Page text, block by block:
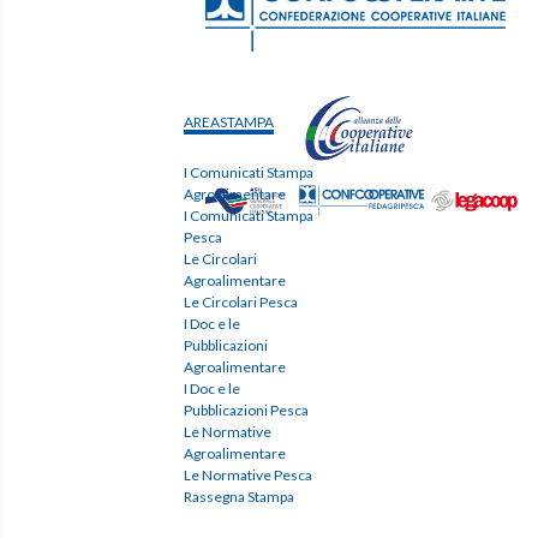
AREASTAMPA
I Comunicati Stampa
Agroalimentare
I Comunicati Stampa
Pesca
Le Circolari
Agroalimentare
Le Circolari Pesca
I Doc e le
Pubblicazioni
Agroalimentare
I Doc e le
Pubblicazioni Pesca
Le Normative
Agroalimentare
Le Normative Pesca
Rassegna Stampa